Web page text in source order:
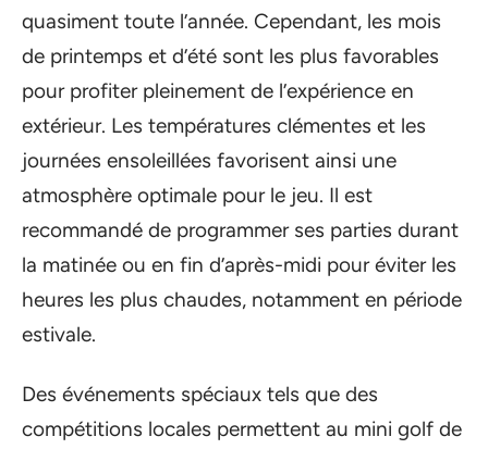
quasiment toute l’année. Cependant, les mois
de printemps et d’été sont les plus favorables
pour profiter pleinement de l’expérience en
extérieur. Les températures clémentes et les
journées ensoleillées favorisent ainsi une
atmosphère optimale pour le jeu. Il est
recommandé de programmer ses parties durant
la matinée ou en fin d’après-midi pour éviter les
heures les plus chaudes, notamment en période
estivale.
Des événements spéciaux tels que des
compétitions locales permettent au mini golf de